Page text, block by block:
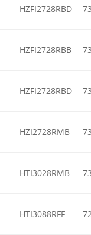
HZFI2728RBD
HZFI2728RBB
HZFI2728RBD
HZI2728RMB
HTI3028RMB
HTI3088RFF